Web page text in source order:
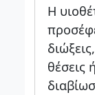
Η
θέσεις